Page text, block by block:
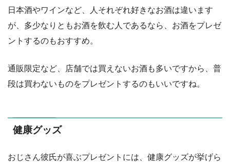
日本酒やワインなど、人それぞれ好きなお酒は違います
が、多少なりともお酒を飲む人であるなら、お酒をプレゼ
ントするのもおすすめ。
通販限定など、店舗では買えないお酒も多いですから、普
段は買わないものをプレゼントするのもいいですね。
健康グッズ
おじさん彼氏が喜ぶプレゼントには、健康グッズが挙げら